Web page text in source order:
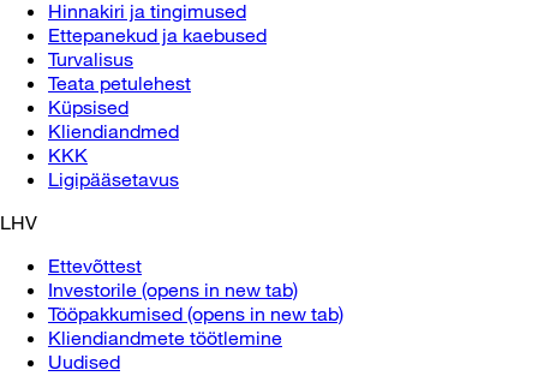
Hinnakiri ja tingimused
Ettepanekud ja kaebused
Turvalisus
Teata petulehest
Küpsised
Kliendiandmed
KKK
Ligipääsetavus
LHV
Ettevõttest
Investorile (opens in new tab)
Tööpakkumised (opens in new tab)
Kliendiandmete töötlemine
Uudised